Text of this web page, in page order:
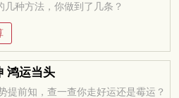
几种方法，你做到了几条？
鸿运当头
提前知，查一查你走好运还是霉运？